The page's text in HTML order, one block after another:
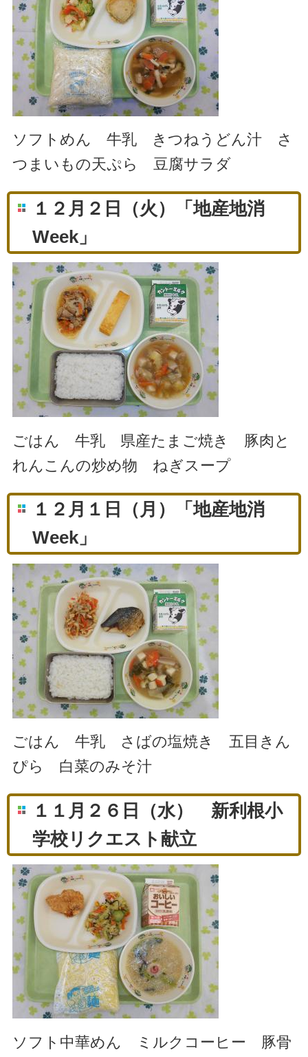
ソフトめん 牛乳 きつねうどん汁 さ
つまいもの天ぷら 豆腐サラダ
１２月２日（火）「地産地消
Week」
ごはん 牛乳 県産たまご焼き 豚肉と
れんこんの炒め物 ねぎスープ
１２月１日（月）「地産地消
Week」
ごはん 牛乳 さばの塩焼き 五目きん
ぴら 白菜のみそ汁
１１月２６日（水） 新利根小
学校リクエスト献立
ソフト中華めん ミルクコーヒー 豚骨